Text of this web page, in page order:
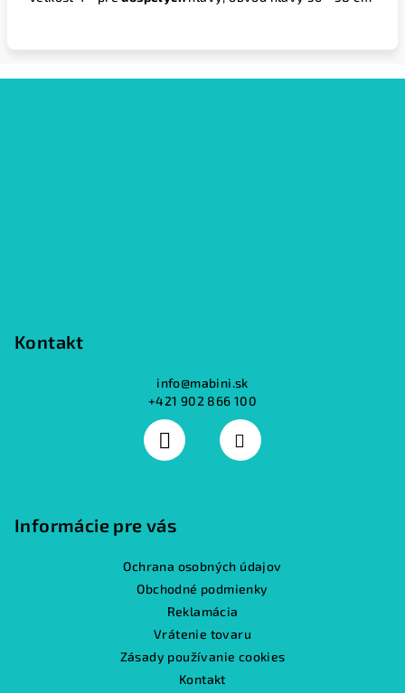
Kontakt
info@mabini.sk
+421 902 866 100
Informácie pre vás
Ochrana osobných údajov
Obchodné podmienky
Reklamácia
Vrátenie tovaru
Zásady používanie cookies
Kontakt